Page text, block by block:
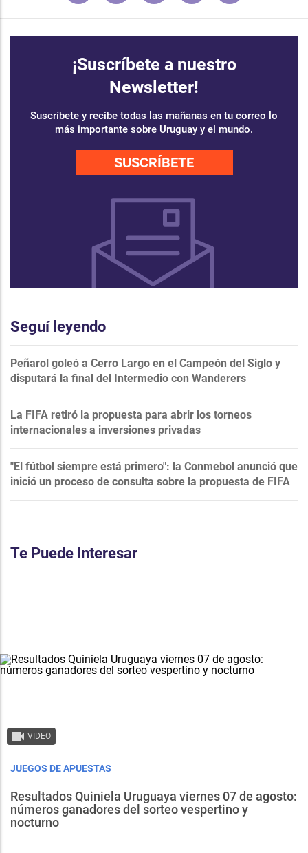
¡Suscríbete a nuestro
Newsletter!
Suscríbete y recibe todas las mañanas en tu correo lo
más importante sobre Uruguay y el mundo.
SUSCRÍBETE
Seguí leyendo
Peñarol goleó a Cerro Largo en el Campeón del Siglo y
disputará la final del Intermedio con Wanderers
La FIFA retiró la propuesta para abrir los torneos
internacionales a inversiones privadas
"El fútbol siempre está primero": la Conmebol anunció que
inició un proceso de consulta sobre la propuesta de FIFA
Te Puede Interesar
VIDEO
JUEGOS DE APUESTAS
Resultados Quiniela Uruguaya viernes 07 de agosto:
números ganadores del sorteo vespertino y
nocturno